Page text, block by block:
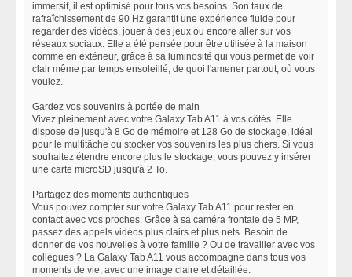
immersif, il est optimisé pour tous vos besoins. Son taux de
rafraîchissement de 90 Hz garantit une expérience fluide pour
regarder des vidéos, jouer à des jeux ou encore aller sur vos
réseaux sociaux. Elle a été pensée pour être utilisée à la maison
comme en extérieur, grâce à sa luminosité qui vous permet de voir
clair même par temps ensoleillé, de quoi l'amener partout, où vous
voulez.
Gardez vos souvenirs à portée de main
Vivez pleinement avec votre Galaxy Tab A11 à vos côtés. Elle
dispose de jusqu'à 8 Go de mémoire et 128 Go de stockage, idéal
pour le multitâche ou stocker vos souvenirs les plus chers. Si vous
souhaitez étendre encore plus le stockage, vous pouvez y insérer
une carte microSD jusqu'à 2 To.
Partagez des moments authentiques
Vous pouvez compter sur votre Galaxy Tab A11 pour rester en
contact avec vos proches. Grâce à sa caméra frontale de 5 MP,
passez des appels vidéos plus clairs et plus nets. Besoin de
donner de vos nouvelles à votre famille ? Ou de travailler avec vos
collègues ? La Galaxy Tab A11 vous accompagne dans tous vos
moments de vie, avec une image claire et détaillée.